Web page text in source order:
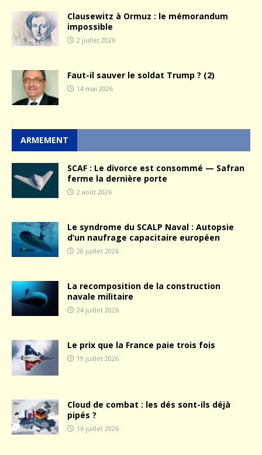
Clausewitz à Ormuz : le mémorandum
impossible
2 juillet 2026
Faut-il sauver le soldat Trump ? (2)
14 mai 2026
ARMEMENT
SCAF : Le divorce est consommé — Safran
ferme la dernière porte
2 août 2026
Le syndrome du SCALP Naval : Autopsie
d’un naufrage capacitaire européen
28 juillet 2026
La recomposition de la construction
navale militaire
24 juillet 2026
Le prix que la France paie trois fois
19 juillet 2026
Cloud de combat : les dés sont-ils déjà
pipés ?
16 juillet 2026